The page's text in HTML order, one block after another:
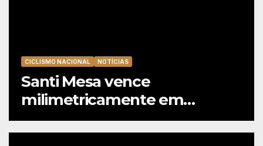
CICLISMO NACIONAL NOTÍCIAS
Santi Mesa vence
milimetricamente em
Albufeira, Rui Oliveira
mantém a amarela da Volta a